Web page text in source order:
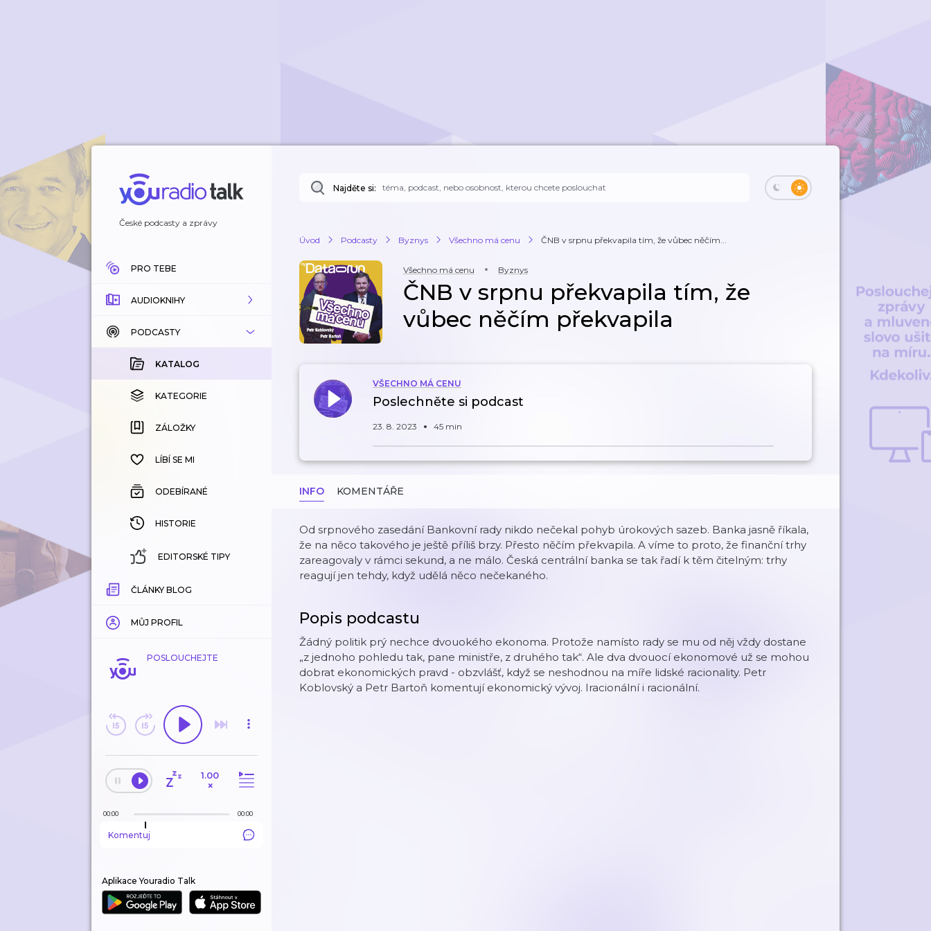
České podcasty a zprávy
PRO TEBE
AUDIOKNIHY
KATALOG
KOUPENÉ
KATEGORIE
ZÁLOŽKY
HISTORIE
PODCASTY
KATALOG
KATEGORIE
ZÁLOŽKY
LÍBÍ SE MI
ODEBÍRANÉ
HISTORIE
EDITORSKÉ TIPY
ČLÁNKY BLOG
MŮJ PROFIL
POSLOUCHEJTE
1.00
×
00:00 00:00
Komentuj
Aplikace Youradio Talk
Najděte si:
Úvod Podcasty Byznys Všechno má cenu ČNB v srpnu překvapila tím, že vůbec něčím...
Všechno má cenu Byznys
ČNB v srpnu překvapila tím, že
vůbec něčím překvapila
VŠECHNO MÁ CENU
Poslechněte si podcast
23. 8. 2023 45 min
INFO KOMENTÁŘE
Od srpnového zasedání Bankovní rady nikdo nečekal pohyb úrokových sazeb. Banka jasně říkala,
že na něco takového je ještě příliš brzy. Přesto něčím překvapila. A víme to proto, že finanční trhy
zareagovaly v rámci sekund, a ne málo. Česká centrální banka se tak řadí k těm čitelným: trhy
reagují jen tehdy, když udělá něco nečekaného.
Popis podcastu
Žádný politik prý nechce dvouokého ekonoma. Protože namísto rady se mu od něj vždy dostane
„z jednoho pohledu tak, pane ministře, z druhého tak“. Ale dva dvouocí ekonomové už se mohou
dobrat ekonomických pravd - obzvlášť, když se neshodnou na míře lidské racionality. Petr
Koblovský a Petr Bartoň komentují ekonomický vývoj. Iracionální i racionální.